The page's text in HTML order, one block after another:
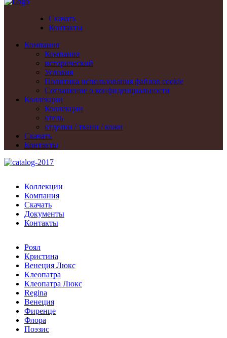
Скачать
Контакты
Компания
Компания
исторический
Условия
Политика использования файлов cookie
Cоглашение о конфиденциальности
Коллекции
Коллекции
отель
отделки / ткани / кожи
Скачать
Контакты
Коллекции
Компания
Скачать
Документы
Контакты
Роял
Кристина
Венеция Люкс
Клеопатра
Клеопатра Люкс
Regina
Венеция
Фиренце
Флора
Поэзис